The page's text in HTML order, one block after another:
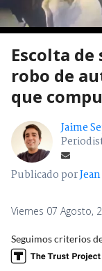
Escolta
robo de
que
Jaime
Publicado por
Viernes 07 Agosto,
Seguimos criterios